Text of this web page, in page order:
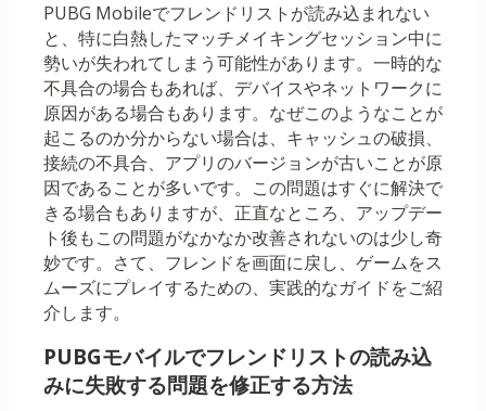
PUBG Mobileでフレンドリストが読み込まれない
と、特に白熱したマッチメイキングセッション中に
勢いが失われてしまう可能性があります。一時的な
不具合の場合もあれば、デバイスやネットワークに
原因がある場合もあります。なぜこのようなことが
起こるのか分からない場合は、キャッシュの破損、
接続の不具合、アプリのバージョンが古いことが原
因であることが多いです。この問題はすぐに解決で
きる場合もありますが、正直なところ、アップデー
ト後もこの問題がなかなか改善されないのは少し奇
妙です。さて、フレンドを画面に戻し、ゲームをス
ムーズにプレイするための、実践的なガイドをご紹
介します。
PUBGモバイルでフレンドリストの読み込
みに失敗する問題を修正する方法